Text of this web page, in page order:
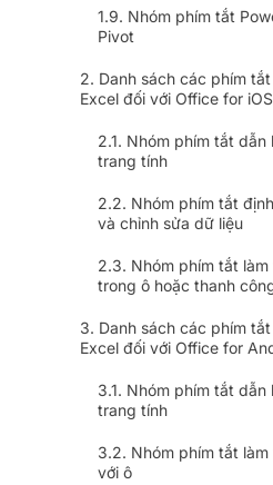
Nhóm phím tắt
Pivot
Danh sách các phím
Excel đối với Office for iOS
Nhóm phím tắt dẫn
trang tính
Nhóm phím tắt
và chỉnh sửa dữ liệu
Nhóm phím tắt làm
trong ô hoặc thanh
Danh sách các phím
Excel đối với Office for
Nhóm phím tắt dẫn
trang tính
Nhóm phím tắt làm
với ô